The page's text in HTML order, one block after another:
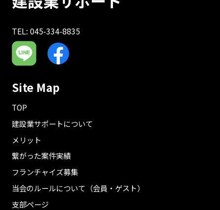
TEL: 045-334-8835
Site Map
TOP
建設業サポートについて
メリット
繋がった案件実績
フランチャイズ募集
当会のルールについて（会員・ゲスト）
支部ページ